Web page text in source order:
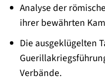
Analyse der
ihrer bewährten
Die ausgeklügelten
Verbände.